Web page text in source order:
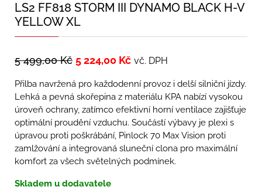
LS2 FF818 STORM III DYNAMO BLACK H-V
YELLOW XL
5 499,00Kč 5 224,00 Kč vč. DPH
Přilba navržená pro každodenní provoz i delší silniční jízdy.
Lehká a pevná skořepina z materiálu KPA nabízí vysokou
úroveň ochrany, zatímco efektivní horní ventilace zajišťuje
optimální proudění vzduchu. Součástí výbavy je plexi s
úpravou proti poškrábání, Pinlock 70 Max Vision proti
zamlžování a integrovaná sluneční clona pro maximální
komfort za všech světelných podmínek.
Skladem u dodavatele